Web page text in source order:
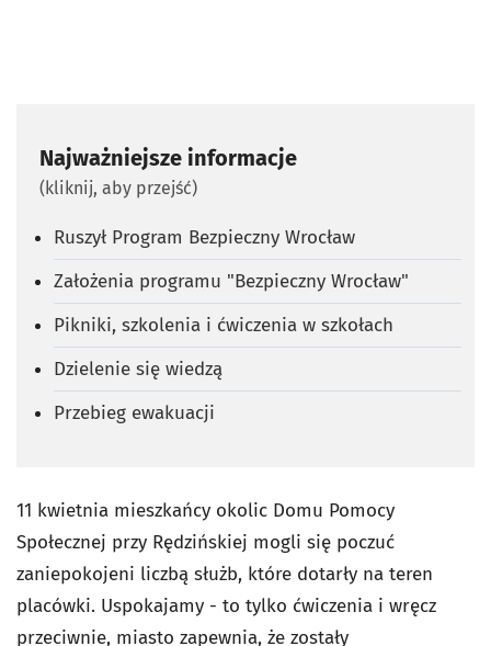
Najważniejsze informacje
(kliknij, aby przejść)
Ruszył Program Bezpieczny Wrocław
Założenia programu "Bezpieczny Wrocław"
Pikniki, szkolenia i ćwiczenia w szkołach
Dzielenie się wiedzą
Przebieg ewakuacji
11 kwietnia mieszkańcy okolic Domu Pomocy
Społecznej przy Rędzińskiej mogli się poczuć
zaniepokojeni liczbą służb, które dotarły na teren
placówki. Uspokajamy - to tylko ćwiczenia i wręcz
przeciwnie, miasto zapewnia, że zostały